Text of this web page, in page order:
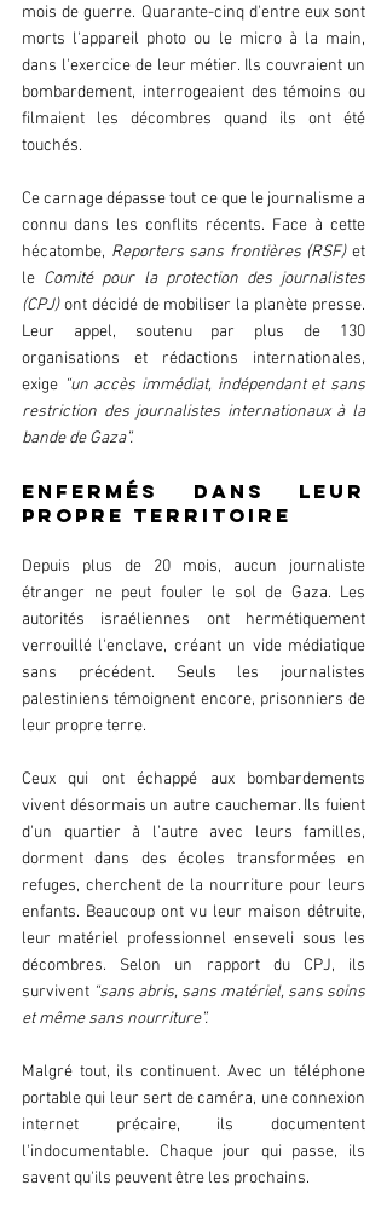
mois de guerre. Quarante-cinq d'entre eux sont
morts l'appareil photo ou le micro à la main,
dans l'exercice de leur métier. Ils couvraient un
bombardement, interrogeaient des témoins ou
filmaient les décombres quand ils ont été
touchés.
Ce carnage dépasse tout ce que le journalisme a
connu dans les conflits récents. Face à cette
hécatombe, Reporters sans frontières (RSF) et
le Comité pour la protection des journalistes
(CPJ) ont décidé de mobiliser la planète presse.
Leur appel, soutenu par plus de 130
organisations et rédactions internationales,
exige “un accès immédiat, indépendant et sans
restriction des journalistes internationaux à la
bande de Gaza”.
Enfermés dans leur
propre territoire
Depuis plus de 20 mois, aucun journaliste
étranger ne peut fouler le sol de Gaza. Les
autorités israéliennes ont hermétiquement
verrouillé l'enclave, créant un vide médiatique
sans précédent. Seuls les journalistes
palestiniens témoignent encore, prisonniers de
leur propre terre.
Ceux qui ont échappé aux bombardements
vivent désormais un autre cauchemar. Ils fuient
d'un quartier à l'autre avec leurs familles,
dorment dans des écoles transformées en
refuges, cherchent de la nourriture pour leurs
enfants. Beaucoup ont vu leur maison détruite,
leur matériel professionnel enseveli sous les
décombres. Selon un rapport du CPJ, ils
survivent “sans abris, sans matériel, sans soins
et même sans nourriture”.
Malgré tout, ils continuent. Avec un téléphone
portable qui leur sert de caméra, une connexion
internet précaire, ils documentent
l'indocumentable. Chaque jour qui passe, ils
savent qu'ils peuvent être les prochains.